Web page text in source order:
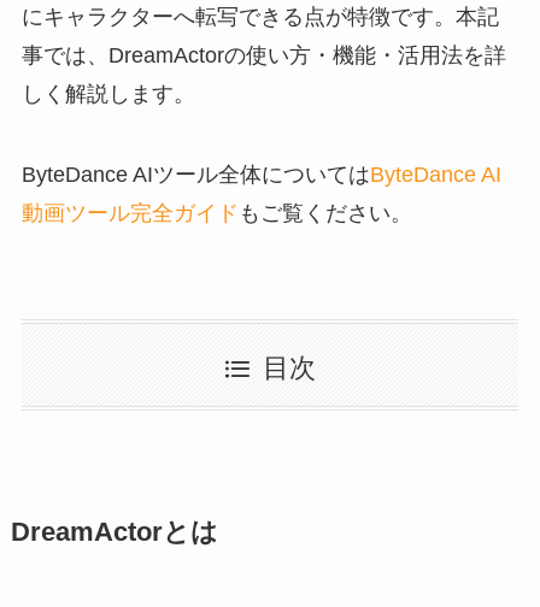
にキャラクターへ転写できる点が特徴です。本記
事では、DreamActorの使い方・機能・活用法を詳
しく解説します。
ByteDance AIツール全体についてはByteDance AI
動画ツール完全ガイド もご覧ください。
目次
DreamActorとは